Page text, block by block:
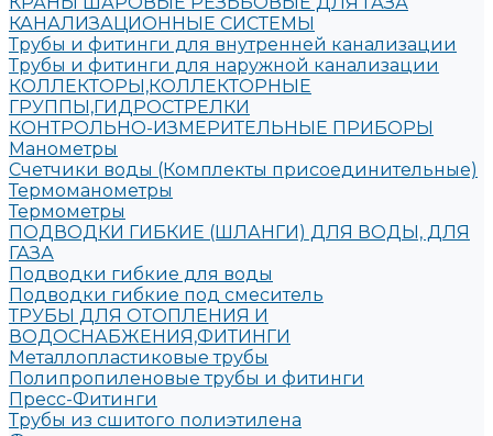
КАНАЛИЗАЦИОННЫЕ СИСТЕМЫ
Трубы и фитинги для внутренней канализации
Трубы и фитинги для наружной канализации
КОЛЛЕКТОРЫ,КОЛЛЕКТОРНЫЕ
ГРУППЫ,ГИДРОСТРЕЛКИ
КОНТРОЛЬНО-ИЗМЕРИТЕЛЬНЫЕ ПРИБОРЫ
Манометры
Счетчики воды (Комплекты присоединительные)
Термоманометры
Термометры
ПОДВОДКИ ГИБКИЕ (ШЛАНГИ) ДЛЯ ВОДЫ, ДЛЯ
ГАЗА
Подводки гибкие для воды
Подводки гибкие под смеситель
ТРУБЫ ДЛЯ ОТОПЛЕНИЯ И
ВОДОСНАБЖЕНИЯ,ФИТИНГИ
Металлопластиковые трубы
Полипропиленовые трубы и фитинги
Пресс-Фитинги
Трубы из сшитого полиэтилена